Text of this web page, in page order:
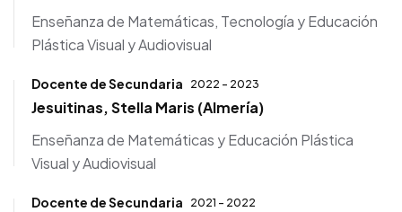
Enseñanza de Matemáticas, Tecnología y Educación
Plástica Visual y Audiovisual
Docente de Secundaria 2022 - 2023
Jesuitinas, Stella Maris (Almería)
Enseñanza de Matemáticas y Educación Plástica
Visual y Audiovisual
Docente de Secundaria 2021 - 2022